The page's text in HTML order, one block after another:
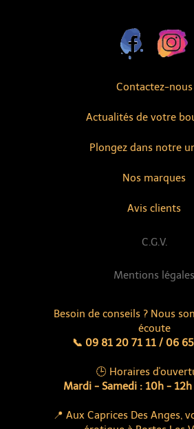
Contactez-nous
Actualités de votre
Avis clients
Nos marques
Besoin de conseils ? Nous
écoute
📞 09 81 20 71 11 / 06
🕒 Horaires
Mardi - Samedi : 10h -
📍 Aux Caprices Des Anges,
Plongez dans notre
Mentions légales
C.G.V.